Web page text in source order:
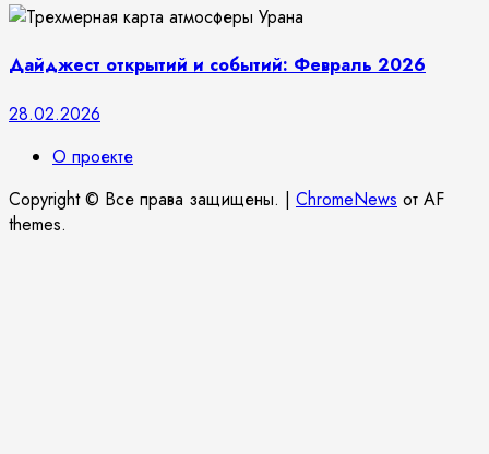
Дайджест открытий и событий: Февраль 2026
28.02.2026
О проекте
Copyright © Все права защищены. | ChromeNews от AF
themes.